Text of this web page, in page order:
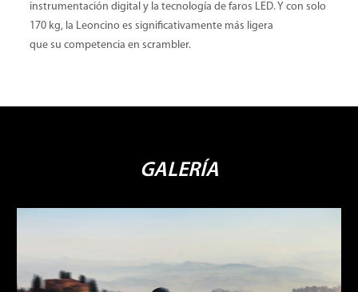
instrumentación digital y la tecnología de faros LED. Y con solo
170 kg, la Leoncino es significativamente más ligera
que su competencia en scrambler.
GALERÍA